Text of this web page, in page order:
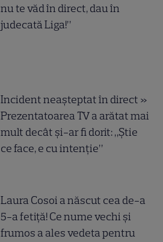
nu te văd în direct, dau în
judecată Liga!”
Incident neașteptat în direct »
Prezentatoarea TV a arătat mai
mult decât și-ar fi dorit: „Știe
ce face, e cu intenție”
Laura Cosoi a născut cea de-a
5-a fetiță! Ce nume vechi și
frumos a ales vedeta pentru